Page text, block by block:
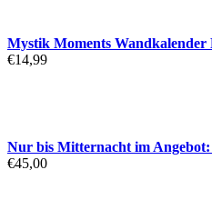
Mystik Moments Wandkalender
€14,99
Nur bis Mitternacht im
€45,00